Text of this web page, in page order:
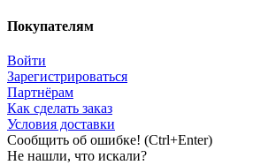
Покупателям
Войти
Зарегистрироваться
Партнёрам
Как сделать заказ
Условия доставки
Сообщить об ошибке! (Ctrl+Enter)
Не нашли, что искали?